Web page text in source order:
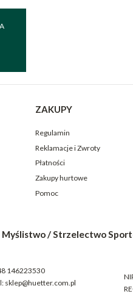
ZAKUPY
Regulamin
Reklamacje i Zwroty
Płatności
Zakupy hurtowe
Pomoc
/ Strzelectwo
146223530
sklep@huetter.com.pl